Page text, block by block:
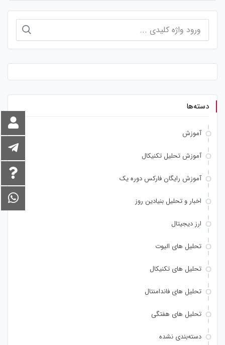
جستجو
برای:
دسته‌ها
آموزش
آموزش تحلیل تکنیکال
آموزش رایگان فارکس دوره یک
اخبار و تحلیل بنیادین روز
ارز دیجیتال
تحلیل های الیوت
تحلیل های تکنیکال
تحلیل های فاندامنتال
تحلیل های هفتگی
دسته‌بندی نشده